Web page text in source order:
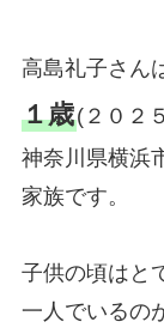
高島礼子さん
１歳(２０２
神奈川県横浜
家族です。
子供の頃はと
一人でいるの